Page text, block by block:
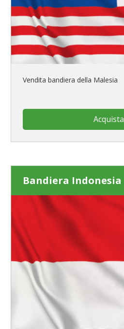
Vendita bandiera della Malesia
Acquista
Bandiera Indonesia